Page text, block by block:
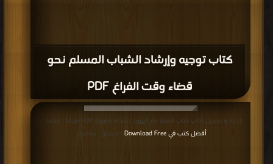
كتاب توجيه وإرشاد الشباب المسلم نحو
قضاء وقت الفراغ PDF
قراءة و تحميل كتاب كتاب قصتنا مع اليهود نسخة مصورة PDF مجانا | مكتبة >
أفضل كتب في Download Free
| التحميل : مرة/مرات